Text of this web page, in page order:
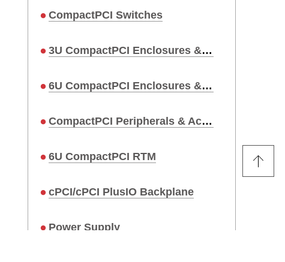
CompactPCI Switches
3U CompactPCI Enclosures & Systems
6U CompactPCI Enclosures & Systems
CompactPCI Peripherals & Accessories
6U CompactPCI RTM
cPCI/cPCI PlusIO Backplane
Power Supply